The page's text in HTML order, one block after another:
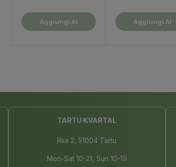
Aggiungi Al Aggiungi Al
TARTU KVARTAL
Riia 2, 51004 Tartu
Mon-Sat 10-21, Sun 10-19